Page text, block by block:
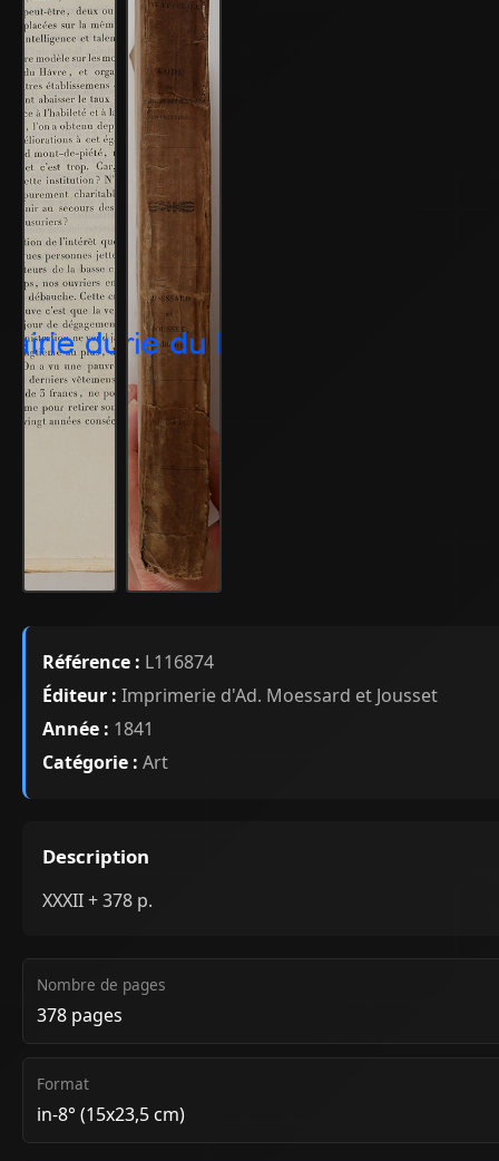
Référence : L116874
Éditeur : Imprimerie d'Ad. Moessard et Jousset
Année : 1841
Catégorie : Art
Description
XXXII + 378 p.
Nombre de pages
378 pages
Format
in-8° (15x23,5 cm)